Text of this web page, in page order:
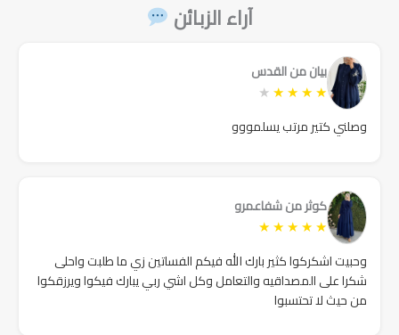
آراء الزبائن
بيان من القدس
★
★
★
★
★
وصلني كتير مرتب يسلمووو
كوثر من شفاعمرو
★
★
★
★
★
وحبيت اشكركوا كثير بارك الله فيكم الفساتين زي ما طلبت واحلى
شكرا على المصداقيه والتعامل وكل اشي ربي يبارك فيكوا ويرزقكوا
من حيث لا تحتسبوا